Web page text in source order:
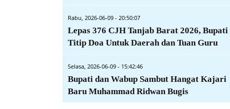
Rabu, 2026-06-09 - 20:50:07
Lepas 376 CJH Tanjab Barat 2026, Bupati
Titip Doa Untuk Daerah dan Tuan Guru
Selasa, 2026-06-09 - 15:42:46
Bupati dan Wabup Sambut Hangat Kajari
Baru Muhammad Ridwan Bugis